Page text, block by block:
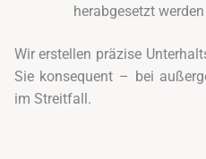
herabgesetzt
Wir erstellen präzise
Sie konsequent – bei
im Streitfall.